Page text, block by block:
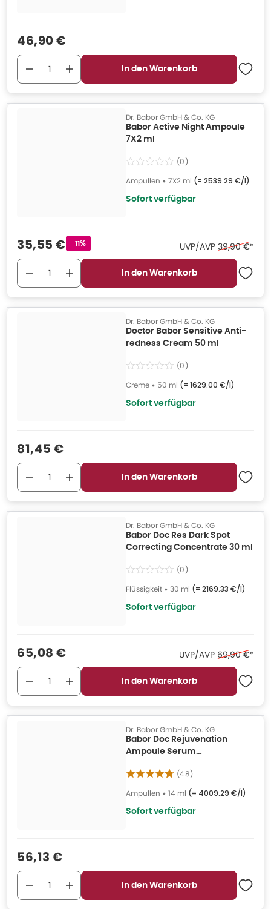
Verkaufspreis
46,90 €
In den Warenkorb
Dr. Babor GmbH & Co. KG
Babor Active Night Ampoule
7X2 ml
(0)
Ampullen • 7X2 ml (= 2539.29 €/l)
Sofort verfügbar
Verkaufspreis
35,55 € Rabattstempel
-11% UVP/AVP Ehemaliger
39,90 €*
In den Warenkorb
Dr. Babor GmbH & Co. KG
Doctor Babor Sensitive Anti-
redness Cream 50 ml
(0)
Creme • 50 ml (= 1629.00 €/l)
Sofort verfügbar
Verkaufspreis
81,45 €
In den Warenkorb
Dr. Babor GmbH & Co. KG
Babor Doc Res Dark Spot
Correcting Concentrate 30 ml
(0)
Flüssigkeit • 30 ml (= 2169.33 €/l)
Sofort verfügbar
Verkaufspreis
65,08 € UVP/AVP Ehemaliger
69,90 €*
In den Warenkorb
Dr. Babor GmbH & Co. KG
Babor Doc Rejuvenation
Ampoule Serum
(48)
Ampullen • 14 ml (= 4009.29 €/l)
Sofort verfügbar
Verkaufspreis
56,13 €
In den Warenkorb